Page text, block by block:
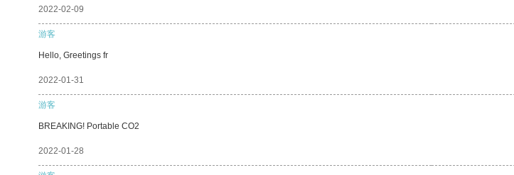
2022-02-09
游客
Hello, Greetings fr
2022-01-31
游客
BREAKING! Portable CO2
2022-01-28